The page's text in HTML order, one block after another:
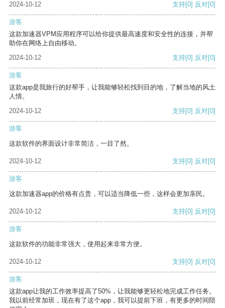
2024-10-12
支持[0] 反对[0]
游客
这款加速器VPM应用程序可以给你提供最高速度和安全性的连接，并帮
助你在网络上自由移动。
2024-10-12
支持[0] 反对[0]
游客
这款app是我旅行的好帮手，让我能够轻松找到目的地，了解当地的风土
人情。
2024-10-12
支持[0] 反对[0]
游客
这款软件的界面设计非常简洁，一目了然。
2024-10-12 支持[0] 反对[0]
游客
这款加速器app的价格有点贵，可以适当降低一些，这样会更加亲民。
2024-10-12 支持[0] 反对[0]
游客
这款软件的功能非常强大，使用起来非常方便。
2024-10-12 支持[0] 反对[0]
游客
这款app让我的工作效率提高了50%，让我能够更轻松地完成工作任务。
我以前经常加班，现在有了这个app，我可以提前下班，有更多的时间陪